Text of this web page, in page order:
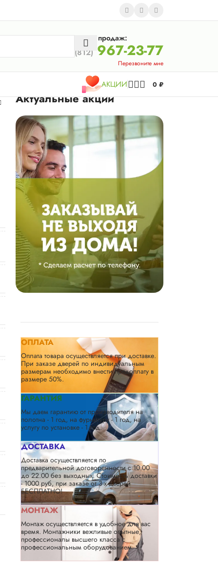
Отдел продаж:
(812) 967-23-77
Перезвоните мне
АКЦИИ 0 ₽
Актуальные акции
ОПЛАТА
Оплата товара осуществляется при доставке.
При заказе дверей по индивидуальным
размерам необходимо внести предоплату в
размере 50%.
ГАРАНТИЯ
Мы даем гарантию от производителя на
полотна - 1 год, на фурнитуру - 1 год, на
услугу по установке - 1 год.
ДОСТАВКА
Доставка осуществляется по
предварительной договоренности с 10.00
до 22.00 без выходных. Стоимость доставки
- 1000 руб, при заказе от 3-х дверей
БЕСПЛАТНО!
МОНТАЖ
Монтаж осуществляется в удобное для вас
время. Монтажники вежливые опытные,
профессионалы высшего класса с
профессиональным оборудованием.